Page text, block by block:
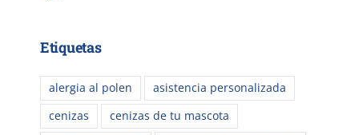
Etiquetas
alergia al polen
asistencia personalizada
cenizas
cenizas de tu mascota